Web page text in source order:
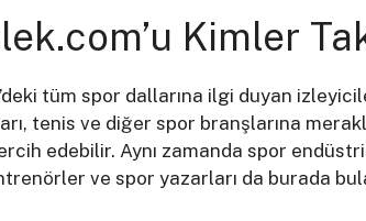
Kimler
tüm spor dallarına ilgi duyan
tenis ve diğer spor branşlarına
edebilir. Aynı zamanda spor
ve spor yazarları da burada